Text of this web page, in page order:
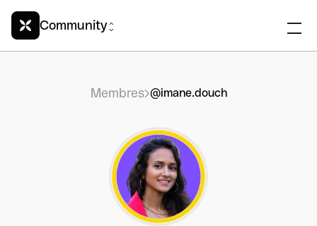
Community
Membres @imane.douch